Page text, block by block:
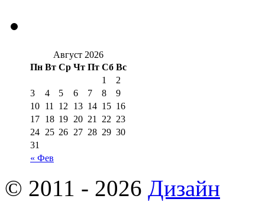
Август 2026
Пн Вт Ср Чт Пт Сб Вс
« Фев
1
2
3
4 5 6 7 8
9
10 11 12 13 14 15 16
17 18 19 20 21 22 23
24 25 26 27 28 29 30
31
© 2011 - 2026 Дизайн